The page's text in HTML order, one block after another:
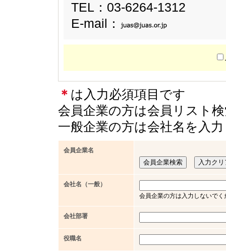
TEL：03-6264-1312
E-mail：
＊ は入力必須項目です
会員企業の方は会員リスト
一般企業の方は会社名を入
会員企業名
会社名（一般）
会員企業の方は入力しないで
会社部署
役職名